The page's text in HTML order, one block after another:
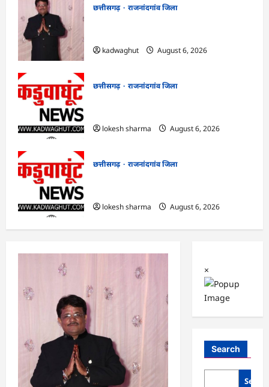
छत्तीसगढ़
राजनांदगांव जिला
kadwaghut
August 6, 2026
छत्तीसगढ़
राजनांदगांव जिला
lokesh sharma
August 6, 2026
छत्तीसगढ़
राजनांदगांव जिला
lokesh sharma
August 6, 2026
×
Search